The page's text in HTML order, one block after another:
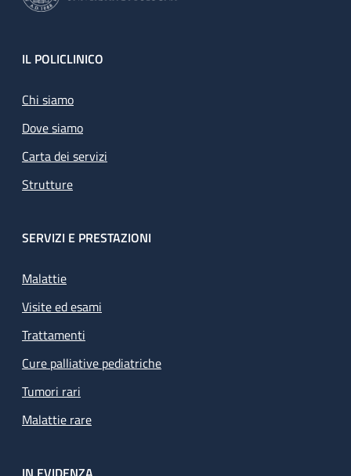
Footer
IL POLICLINICO
Chi siamo
Dove siamo
Carta dei servizi
Strutture
SERVIZI E PRESTAZIONI
Malattie
Visite ed esami
Trattamenti
Cure palliative pediatriche
Tumori rari
Malattie rare